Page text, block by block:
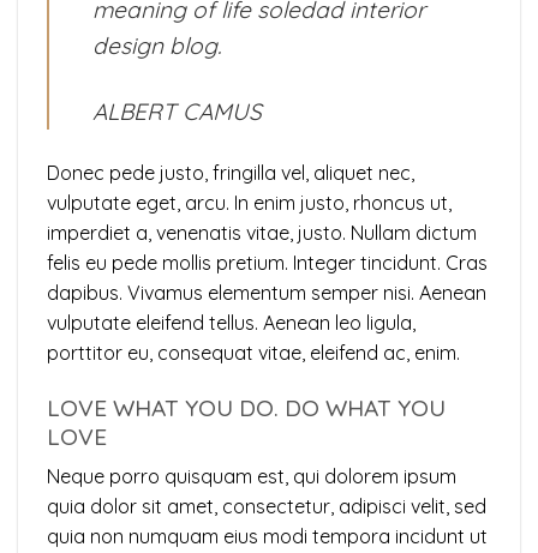
meaning of life soledad interior
design blog.
ALBERT CAMUS
Donec pede justo, fringilla vel, aliquet nec,
vulputate eget, arcu. In enim justo, rhoncus ut,
imperdiet a, venenatis vitae, justo. Nullam dictum
felis eu pede mollis pretium. Integer tincidunt. Cras
dapibus. Vivamus elementum semper nisi. Aenean
vulputate eleifend tellus. Aenean leo ligula,
porttitor eu, consequat vitae, eleifend ac, enim.
LOVE WHAT YOU DO. DO WHAT YOU
LOVE
Neque porro quisquam est, qui dolorem ipsum
quia dolor sit amet, consectetur, adipisci velit, sed
quia non numquam eius modi tempora incidunt ut